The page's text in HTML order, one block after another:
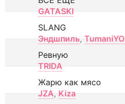
GATASKI
SLANG
Эндшпиль, TumaniYO
Ревную
TRIDA
Жарю как мясо
JZA, Kiza